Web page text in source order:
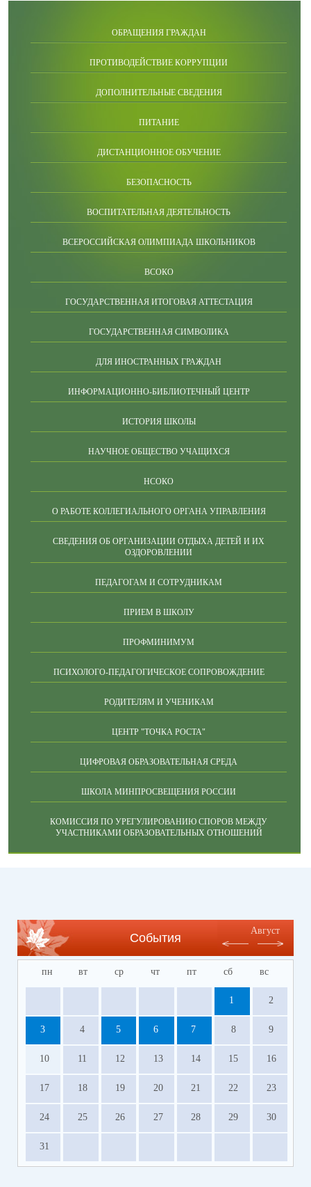
ОБРАЩЕНИЯ ГРАЖДАН
ПРОТИВОДЕЙСТВИЕ КОРРУПЦИИ
ДОПОЛНИТЕЛЬНЫЕ СВЕДЕНИЯ
ПИТАНИЕ
ДИСТАНЦИОННОЕ ОБУЧЕНИЕ
БЕЗОПАСНОСТЬ
ВОСПИТАТЕЛЬНАЯ ДЕЯТЕЛЬНОСТЬ
ВСЕРОССИЙСКАЯ ОЛИМПИАДА ШКОЛЬНИКОВ
ВСОКО
ГОСУДАРСТВЕННАЯ ИТОГОВАЯ АТТЕСТАЦИЯ
ГОСУДАРСТВЕННАЯ СИМВОЛИКА
ДЛЯ ИНОСТРАННЫХ ГРАЖДАН
ИНФОРМАЦИОННО-БИБЛИОТЕЧНЫЙ ЦЕНТР
ИСТОРИЯ ШКОЛЫ
НАУЧНОЕ ОБЩЕСТВО УЧАЩИХСЯ
НСОКО
О РАБОТЕ КОЛЛЕГИАЛЬНОГО ОРГАНА УПРАВЛЕНИЯ
СВЕДЕНИЯ ОБ ОРГАНИЗАЦИИ ОТДЫХА ДЕТЕЙ И ИХ
ОЗДОРОВЛЕНИИ
ПЕДАГОГАМ И СОТРУДНИКАМ
ПРИЕМ В ШКОЛУ
ПРОФМИНИМУМ
ПСИХОЛОГО-ПЕДАГОГИЧЕСКОЕ СОПРОВОЖДЕНИЕ
РОДИТЕЛЯМ И УЧЕНИКАМ
ЦЕНТР "ТОЧКА РОСТА"
ЦИФРОВАЯ ОБРАЗОВАТЕЛЬНАЯ СРЕДА
ШКОЛА МИНПРОСВЕЩЕНИЯ РОССИИ
КОМИССИЯ ПО УРЕГУЛИРОВАНИЮ СПОРОВ МЕЖДУ
УЧАСТНИКАМИ ОБРАЗОВАТЕЛЬНЫХ ОТНОШЕНИЙ
События
Август
пн вт ср чт пт сб вс
1 2
3 4 5 6 7 8 9
10 11 12 13 14 15 16
17 18 19 20 21 22 23
24 25 26 27 28 29 30
31